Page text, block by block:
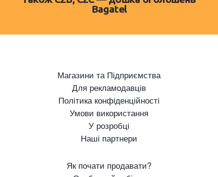
Bagatel
Магазини та Підприємства
Для рекламодавців
Політика конфіденційності
Умови використання
У розробці
Наші партнери
Як почати продавати?